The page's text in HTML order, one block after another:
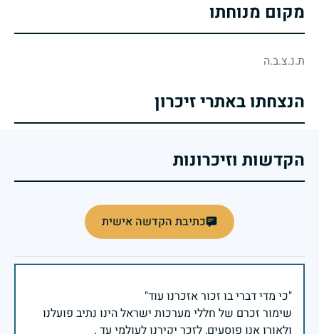
מקום מנוחתו
ת.נ.צ.ב.ה
הנצחתו באתרי זיכרון
הקדשות וזיכרונות
כתיבת הקדשה אישית
שימור זכרם של חללי מערכות ישראל הינו נתיב פועלנו